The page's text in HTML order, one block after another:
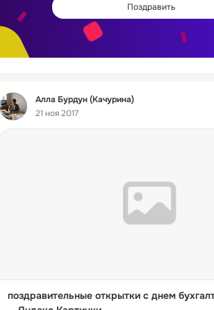
Поздравить
Фид
Алла Бурдун (Качурина)
21 ноя 2017
поздравительные открытки с днем